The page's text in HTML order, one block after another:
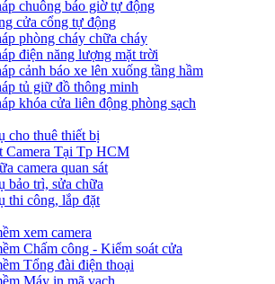
chuông báo giờ tự động
cửa cổng tự động
phòng cháy chữa cháy
điện năng lượng mặt trời
cảnh báo xe lên xuống tầng hầm
tủ giữ đồ thông minh
khóa cửa liên động phòng sạch
cho thuê thiết bị
Camera Tại Tp HCM
camera quan sát
bảo trì, sửa chữa
thi công, lắp đặt
xem camera
Chấm công - Kiểm soát cửa
Tổng đài điện thoại
Máy in mã vạch